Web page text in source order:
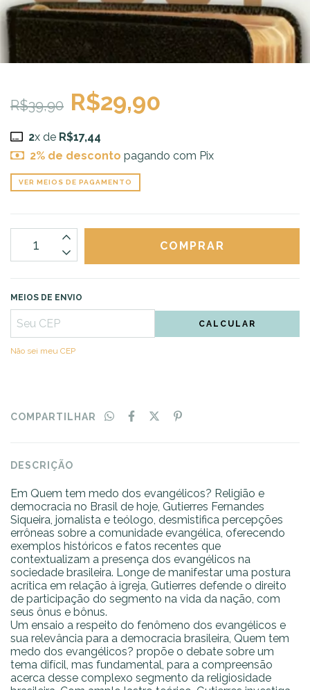
R$39,90 R$29,90
2x de R$17,44
2% de desconto pagando com Pix
VER MEIOS DE PAGAMENTO
MEIOS DE ENVIO
CALCULAR
Não sei meu CEP
COMPARTILHAR
DESCRIÇÃO
Em Quem tem medo dos evangélicos? Religião e
democracia no Brasil de hoje, Gutierres Fernandes
Siqueira, jornalista e teólogo, desmistifica percepções
errôneas sobre a comunidade evangélica, oferecendo
exemplos históricos e fatos recentes que
contextualizam a presença dos evangélicos na
sociedade brasileira. Longe de manifestar uma postura
acrítica em relação à igreja, Gutierres defende o direito
de participação do segmento na vida da nação, com
seus ônus e bônus.
Um ensaio a respeito do fenômeno dos evangélicos e
sua relevância para a democracia brasileira, Quem tem
medo dos evangélicos? propõe o debate sobre um
tema difícil, mas fundamental, para a compreensão
acerca desse complexo segmento da religiosidade